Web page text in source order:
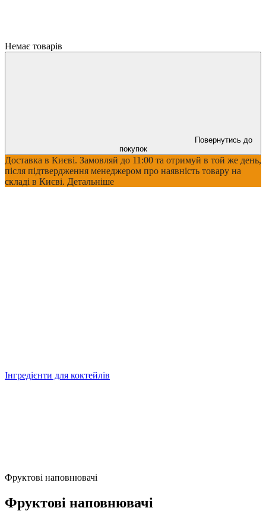
Немає товарів
Повернутись до
покупок
Доставка в Києві. Замовляй до 11:00 та отримуй в той же день,
після підтвердження менеджером про наявність товару на
складі в Києві. Детальніше
Інгредієнти для коктейлів
Фруктові наповнювачі
Фруктові наповнювачі